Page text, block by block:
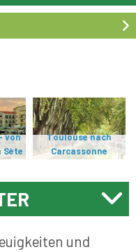
von
Sète
Canal du Midi - von
Toulouse nach
Carcassonne
und